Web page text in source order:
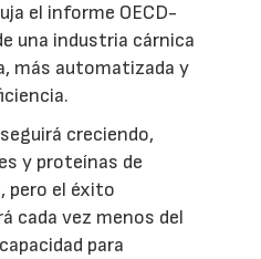
el informe OECD-
una industria cárnica
más automatizada y
creciendo,
y proteínas de
pero el éxito
cada vez menos del
para